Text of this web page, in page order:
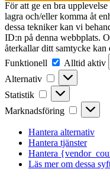
För att ge en bra
lagra och/eller komma åt
dessa tekniker kan vi
ID:n på denna webbplats.
återkallar ditt samtycke
Funktionell
Funktionell
Alltid aktiv
Alternativ
Alternativ
Statistik Statistik
Marknadsföring
Hantera alternativ
Hantera tjänster
Hantera
Läs mer om dessa